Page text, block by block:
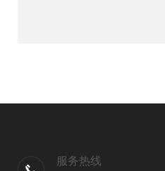
服务热线